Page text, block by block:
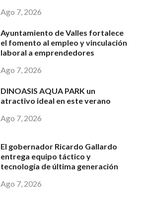
Ago 7, 2026
Ayuntamiento de Valles fortalece
el fomento al empleo y vinculación
laboral a emprendedores
Ago 7, 2026
DINOASIS AQUA PARK un
atractivo ideal en este verano
Ago 7, 2026
El gobernador Ricardo Gallardo
entrega equipo táctico y
tecnología de última generación
Ago 7, 2026